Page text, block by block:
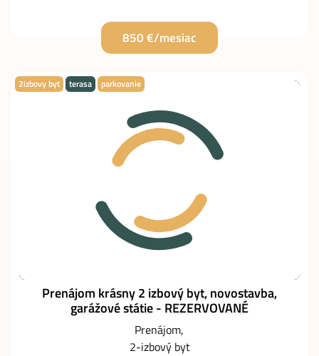
850 €/mesiac
2izbovy byt terasa parkovanie
Prenájom krásny 2 izbový byt, novostavba,
garážové státie - REZERVOVANÉ
Prenájom
2-izbový byt